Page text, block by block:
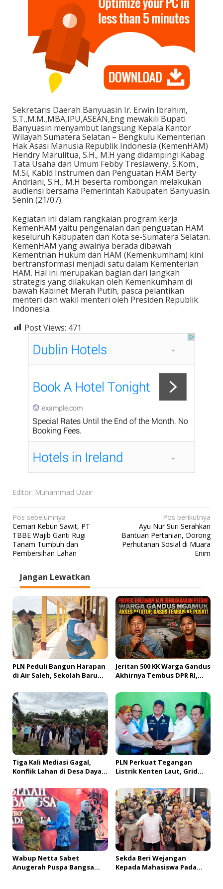
Sekretaris Daerah Banyuasin Ir. Erwin Ibrahim,
S.T.,M.M.,MBA,IPU,ASEAN,Eng mewakili Bupati
Banyuasin menyambut langsung Kepala Kantor
Wilayah Sumatera Selatan – Bengkulu Kementerian
Hak Asasi Manusia Republik Indonesia (KemenHAM)
Hendry Marulitua, S.H., M.H yang didampingi Kabag
Tata Usaha dan Umum Febby Tresiaweny, S.Kom.,
M.Si, Kabid Instrumen dan Penguatan HAM Berty
Andriani, S.H., M.H beserta rombongan melakukan
audiensi bersama Pemerintah Kabupaten Banyuasin.
Senin (21/07).
Kegiatan ini dalam rangkaian program kerja
KemenHAM yaitu pengenalan dan penguatan HAM
keseluruh Kabupaten dan Kota se-Sumatera Selatan.
KemenHAM yang awalnya berada dibawah
Kementrian Hukum dan HAM (Kemenkumham) kini
bertransformasi menjadi satu dalam Kementerian
HAM. Hal ini merupakan bagian dari langkah
strategis yang dilakukan oleh Kemenkumham di
bawah Kabinet Merah Putih, pasca pelantikan
menteri dan wakil menteri oleh Presiden Republik
Indonesia.
Post Views: 471
Editor: Muhammad Uzair
N
a
v
i
a
s
i
p
o
s
Pos sebelumnya
Cemari Kebun Sawit, PT
TBBE Wajib Ganti Rugi
Tanam Tumbuh dan
Pembersihan Lahan
Pos berikutnya
Ayu Nur Suri Serahkan
Bantuan Pertanian, Dorong
Perhutanan Sosial di Muara
Enim
Jangan Lewatkan
PLN Peduli Bangun Harapan
di Air Saleh, Sekolah Baru
bagi Generasi Muda
Banyuasin
Jeritan 500 KK Warga Gandus
Akhirnya Tembus DPR RI,
Dibangun?!
Tiga Kali Mediasi Gagal,
Konflik Lahan di Desa Daya
Sorotan Aparat dan BPN
PLN Perkuat Tegangan
Listrik Kenten Laut, Grid
Dukung Aktivitas Warga
dan Ekonomi Lokal
Wabup Netta Sabet
Anugerah Puspa Bangsa
Sekda Beri Wejangan
Kepada Mahasiswa Pada